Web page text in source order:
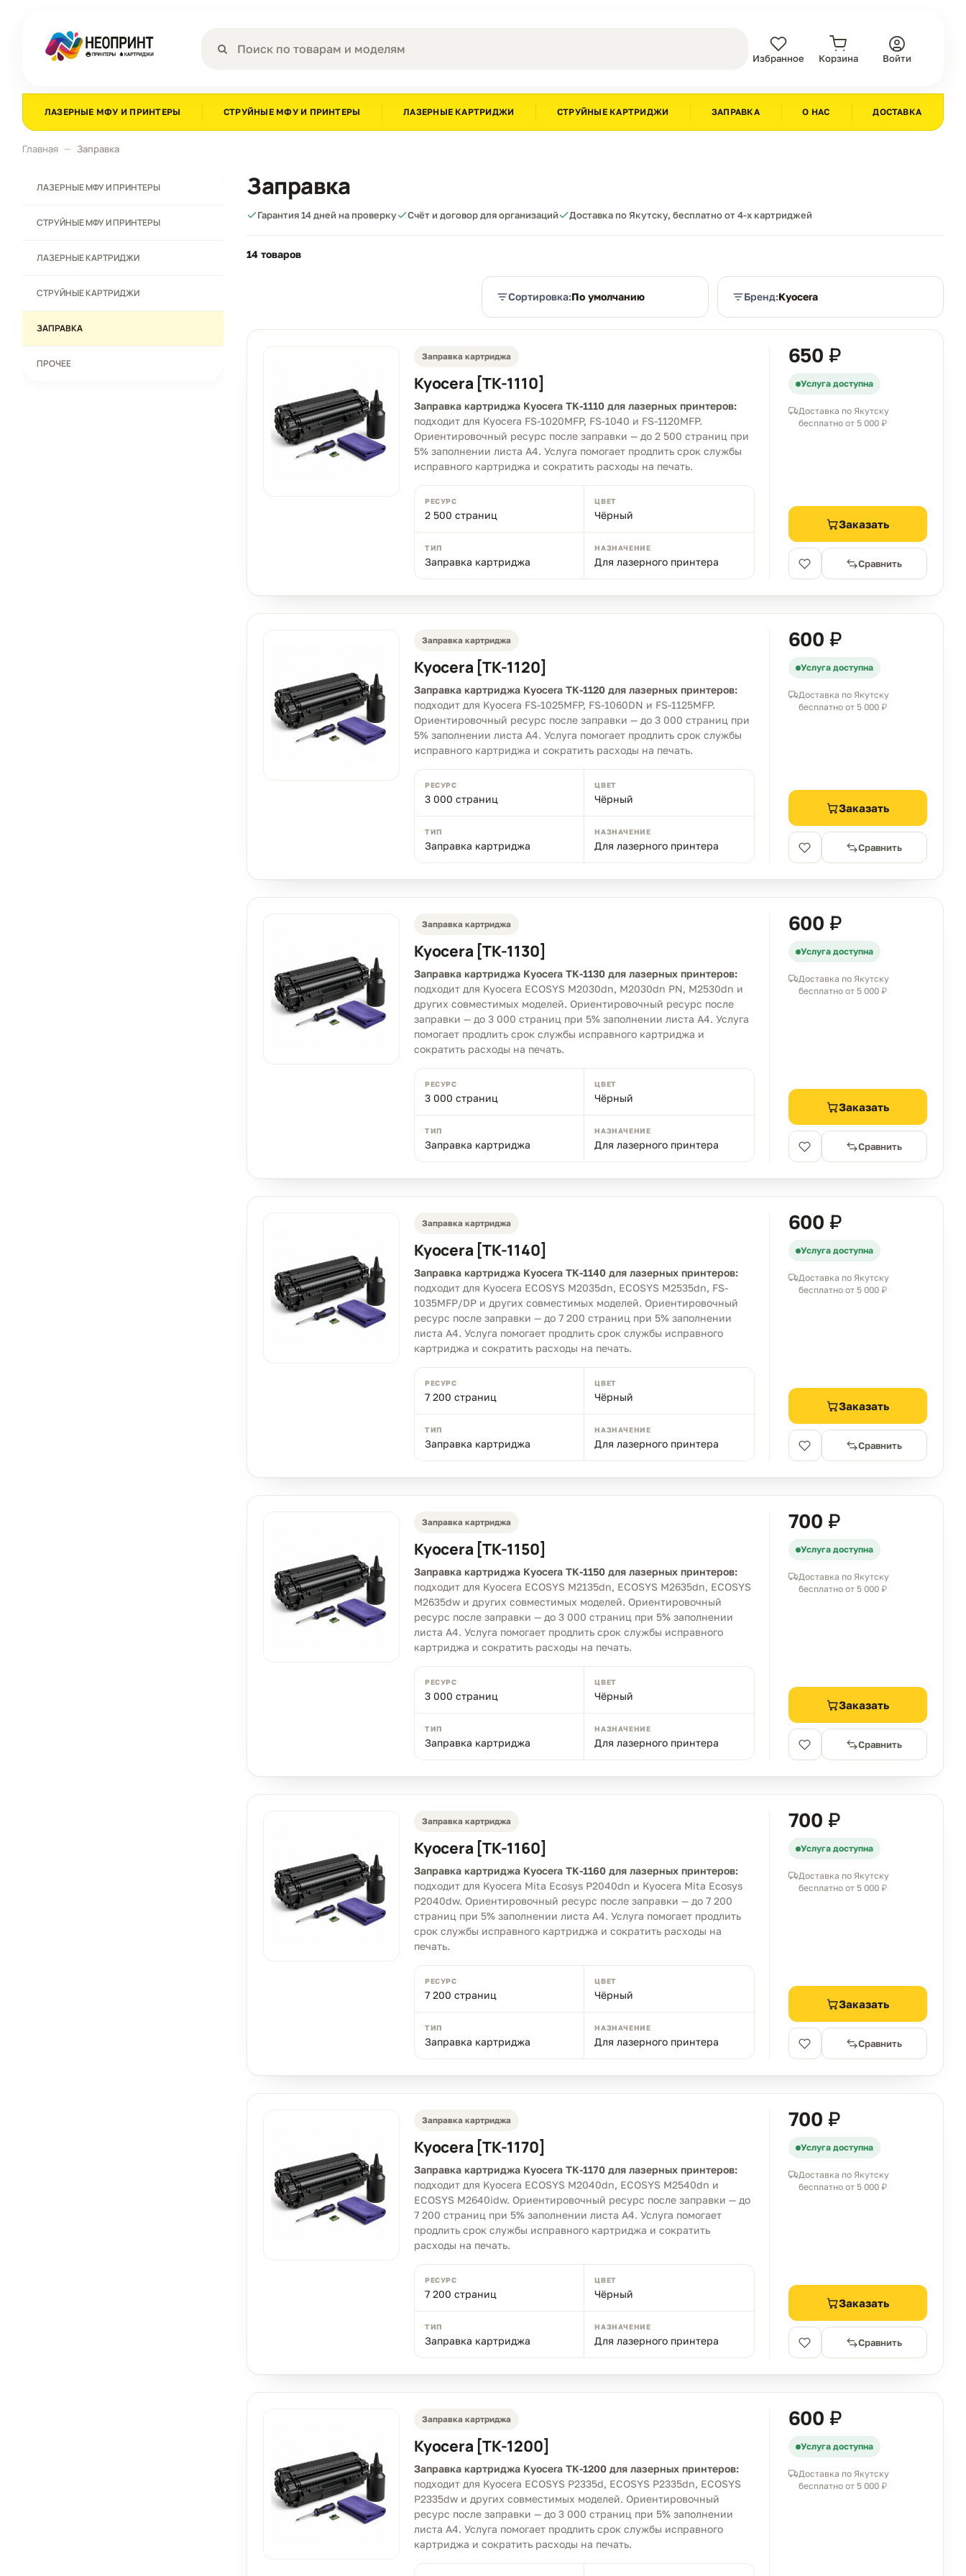
Избранное Корзина Войти
ЛАЗЕРНЫЕ МФУ И ПРИНТЕРЫ СТРУЙНЫЕ МФУ И ПРИНТЕРЫ ЛАЗЕРНЫЕ КАРТРИДЖИ СТРУЙНЫЕ КАРТРИДЖИ ЗАПРАВКА О НАС ДОСТАВКА
Главная Заправка
ЛАЗЕРНЫЕ МФУ И ПРИНТЕРЫ
СТРУЙНЫЕ МФУ И ПРИНТЕРЫ
ЛАЗЕРНЫЕ КАРТРИДЖИ
СТРУЙНЫЕ КАРТРИДЖИ
ЗАПРАВКА
ПРОЧЕЕ
Заправка
Гарантия 14 дней на проверку Счёт и договор для организаций Доставка по Якутску, бесплатно от 4-х картриджей
14 товаров
Сортировка:По умолчанию Бренд:Kyocera
Заправка картриджа
Kyocera [TK-1110]
Заправка картриджа Kyocera TK-1110 для лазерных принтеров:
подходит для Kyocera FS-1020MFP, FS-1040 и FS-1120MFP.
Ориентировочный ресурс после заправки — до 2 500 страниц при
5% заполнении листа A4. Услуга помогает продлить срок службы
исправного картриджа и сократить расходы на печать.
РЕСУРС
2 500 страниц
ЦВЕТ
Чёрный
ТИП
Заправка картриджа
НАЗНАЧЕНИЕ
Для лазерного принтера
650 ₽
Услуга доступна
Доставка по Якутску
бесплатно от 5 000 ₽
Заказать
Сравнить
Заправка картриджа
Kyocera [TK-1120]
Заправка картриджа Kyocera TK-1120 для лазерных принтеров:
подходит для Kyocera FS-1025MFP, FS-1060DN и FS-1125MFP.
Ориентировочный ресурс после заправки — до 3 000 страниц при
5% заполнении листа A4. Услуга помогает продлить срок службы
исправного картриджа и сократить расходы на печать.
РЕСУРС
3 000 страниц
ЦВЕТ
Чёрный
ТИП
Заправка картриджа
НАЗНАЧЕНИЕ
Для лазерного принтера
600 ₽
Услуга доступна
Доставка по Якутску
бесплатно от 5 000 ₽
Заказать
Сравнить
Заправка картриджа
Kyocera [TK-1130]
Заправка картриджа Kyocera TK-1130 для лазерных принтеров:
подходит для Kyocera ECOSYS M2030dn, M2030dn PN, M2530dn и
других совместимых моделей. Ориентировочный ресурс после
заправки — до 3 000 страниц при 5% заполнении листа A4. Услуга
помогает продлить срок службы исправного картриджа и
сократить расходы на печать.
РЕСУРС
3 000 страниц
ЦВЕТ
Чёрный
ТИП
Заправка картриджа
НАЗНАЧЕНИЕ
Для лазерного принтера
600 ₽
Услуга доступна
Доставка по Якутску
бесплатно от 5 000 ₽
Заказать
Сравнить
Заправка картриджа
Kyocera [TK-1140]
Заправка картриджа Kyocera TK-1140 для лазерных принтеров:
подходит для Kyocera ECOSYS M2035dn, ECOSYS M2535dn, FS-
1035MFP/DP и других совместимых моделей. Ориентировочный
ресурс после заправки — до 7 200 страниц при 5% заполнении
листа A4. Услуга помогает продлить срок службы исправного
картриджа и сократить расходы на печать.
РЕСУРС
7 200 страниц
ЦВЕТ
Чёрный
ТИП
Заправка картриджа
НАЗНАЧЕНИЕ
Для лазерного принтера
600 ₽
Услуга доступна
Доставка по Якутску
бесплатно от 5 000 ₽
Заказать
Сравнить
Заправка картриджа
Kyocera [TK-1150]
Заправка картриджа Kyocera TK-1150 для лазерных принтеров:
подходит для Kyocera ECOSYS M2135dn, ECOSYS M2635dn, ECOSYS
M2635dw и других совместимых моделей. Ориентировочный
ресурс после заправки — до 3 000 страниц при 5% заполнении
листа A4. Услуга помогает продлить срок службы исправного
картриджа и сократить расходы на печать.
РЕСУРС
3 000 страниц
ЦВЕТ
Чёрный
ТИП
Заправка картриджа
НАЗНАЧЕНИЕ
Для лазерного принтера
700 ₽
Услуга доступна
Доставка по Якутску
бесплатно от 5 000 ₽
Заказать
Сравнить
Заправка картриджа
Kyocera [TK-1160]
Заправка картриджа Kyocera TK-1160 для лазерных принтеров:
подходит для Kyocera Mita Ecosys P2040dn и Kyocera Mita Ecosys
P2040dw. Ориентировочный ресурс после заправки — до 7 200
страниц при 5% заполнении листа A4. Услуга помогает продлить
срок службы исправного картриджа и сократить расходы на
печать.
РЕСУРС
7 200 страниц
ЦВЕТ
Чёрный
ТИП
Заправка картриджа
НАЗНАЧЕНИЕ
Для лазерного принтера
700 ₽
Услуга доступна
Доставка по Якутску
бесплатно от 5 000 ₽
Заказать
Сравнить
Заправка картриджа
Kyocera [TK-1170]
Заправка картриджа Kyocera TK-1170 для лазерных принтеров:
подходит для Kyocera ECOSYS M2040dn, ECOSYS M2540dn и
ECOSYS M2640idw. Ориентировочный ресурс после заправки — до
7 200 страниц при 5% заполнении листа A4. Услуга помогает
продлить срок службы исправного картриджа и сократить
расходы на печать.
РЕСУРС
7 200 страниц
ЦВЕТ
Чёрный
ТИП
Заправка картриджа
НАЗНАЧЕНИЕ
Для лазерного принтера
700 ₽
Услуга доступна
Доставка по Якутску
бесплатно от 5 000 ₽
Заказать
Сравнить
Заправка картриджа
Kyocera [TK-1200]
Заправка картриджа Kyocera TK-1200 для лазерных принтеров:
подходит для Kyocera ECOSYS P2335d, ECOSYS P2335dn, ECOSYS
P2335dw и других совместимых моделей. Ориентировочный
ресурс после заправки — до 3 000 страниц при 5% заполнении
листа A4. Услуга помогает продлить срок службы исправного
картриджа и сократить расходы на печать.
600 ₽
Услуга доступна
Доставка по Якутску
бесплатно от 5 000 ₽